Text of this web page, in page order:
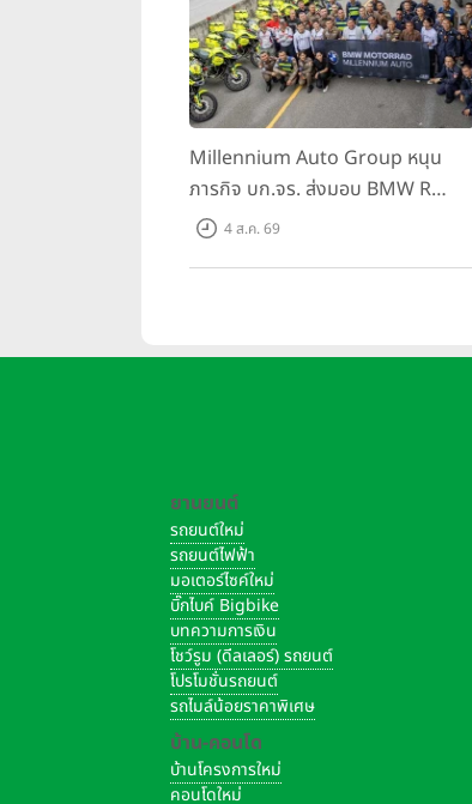
Millennium Auto Group หนุน
ภารกิจ บก.จร. ส่งมอบ BMW R
1300 GS และ F 900 GS Adventure
4 ส.ค. 69
ยานยนต์
รถยนต์ใหม่
รถยนต์ไฟฟ้า
มอเตอร์ไซค์ใหม่
บิ๊กไบค์ Bigbike
บทความการเงิน
โชว์รูม (ดีลเลอร์) รถยนต์
โปรโมชั่นรถยนต์
รถไมล์น้อยราคาพิเศษ
บ้าน-คอนโด
บ้านโครงการใหม่
คอนโดใหม่